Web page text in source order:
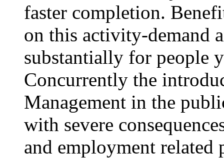
faster completion.
on this activity-demand
substantially for people
Concurrently the
Management in the
with severe
and employment related